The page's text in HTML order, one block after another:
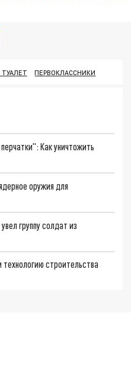
ПЕРВОКЛАССНИКИ
Как уничтожить
оружия для
группу солдат из
технологию строительства